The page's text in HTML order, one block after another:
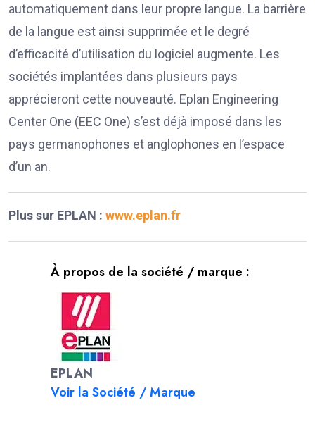
automatiquement dans leur propre langue. La barrière
de la langue est ainsi supprimée et le degré
d’efficacité d’utilisation du logiciel augmente. Les
sociétés implantées dans plusieurs pays
apprécieront cette nouveauté. Eplan Engineering
Center One (EEC One) s’est déjà imposé dans les
pays germanophones et anglophones en l’espace
d’un an.
Plus sur EPLAN : www.eplan.fr
À propos de la société / marque :
EPLAN
Voir la Société / Marque